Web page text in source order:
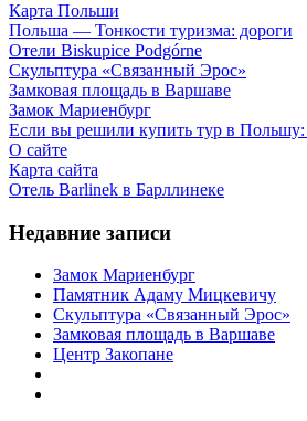
Карта Польши
Польша — Тонкости туризма: дороги
Отели Biskupice Podgórne
Скульптура «Связанный Эрос»
Замковая площадь в Варшаве
Замок Мариенбург
Если вы решили купить тур в
О сайте
Карта сайта
Отель Barlinek в Барллинеке
Недавние записи
Замок Мариенбург
Памятник Адаму Мицкевичу
Скульптура «Связанный Эрос»
Замковая площадь в Варшаве
Центр Закопане